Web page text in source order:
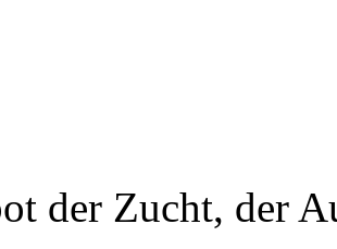
der Zucht, der